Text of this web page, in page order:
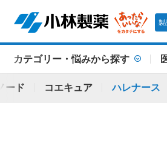
製
カテゴリー・悩みから探す
ード コエキュア ハレナース